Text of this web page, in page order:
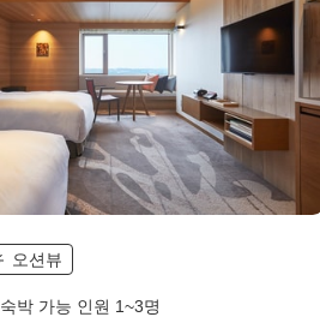
오션뷰
숙박 가능 인원 1~3명